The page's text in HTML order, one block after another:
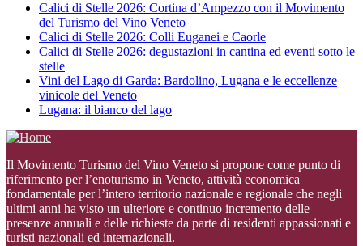
Calici di Stelle 2026: Cortina d’Ampezzo con il Movimento
del Turismo del Vino Veneto
Calici di Stelle 2026: Colli Euganei e Caorle
Calici di Stelle 2026: degustazioni in cantina ed eventi sotto le
stelle
Vini del Lago di Garda: Bardolino, Lugana e le eccellenze
vinicole del Veneto
Lugana: il bianco del lago
Il Movimento Turismo del Vino Veneto si propone come punto di
riferimento per l’enoturismo in Veneto, attività economica
fondamentale per l’intero territorio nazionale e regionale che negli
ultimi anni ha visto un ulteriore e continuo incremento delle
presenze annuali e delle richieste da parte di residenti appassionati e
turisti nazionali ed internazionali.